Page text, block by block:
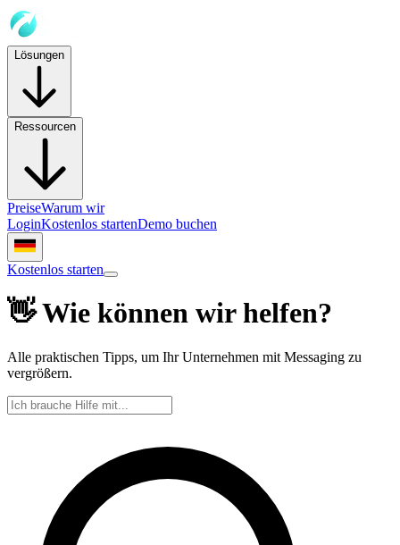
Lösungen
Ressourcen
PreiseWarum wir
LoginKostenlos startenDemo buchen
Kostenlos starten
👋 Wie können wir helfen?
Alle praktischen Tipps, um Ihr Unternehmen mit Messaging zu
vergrößern.